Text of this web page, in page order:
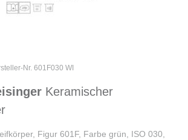
Nr. 601F030 WI
Keramischer
Figur 601F, Farbe grün, ISO 030,